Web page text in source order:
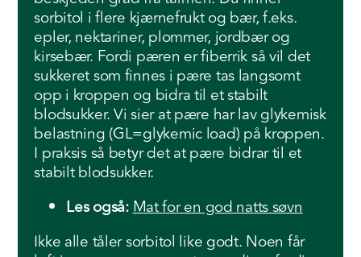
sorbitol i flere kjærnefrukt og bær, f.eks.
epler, nektariner, plommer, jordbær og
kirsebær. Fordi pæren er fiberrik så vil det
sukkeret som finnes i pære tas langsomt
opp i kroppen og bidra til et stabilt
blodsukker. Vi sier at pære har lav glykemisk
belastning (GL=glykemic load) på kroppen.
I praksis så betyr det at pære bidrar til et
stabilt blodsukker.
Les også:Mat for en god natts søvn
Ikke alle tåler sorbitol like godt. Noen får